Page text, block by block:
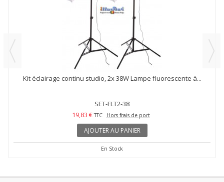
Kit éclairage continu studio, 2x 38W Lampe fluorescente à...
SET-FLT2-38
19,83 € TTC Hors frais de port
AJOUTER AU PANIER
En Stock